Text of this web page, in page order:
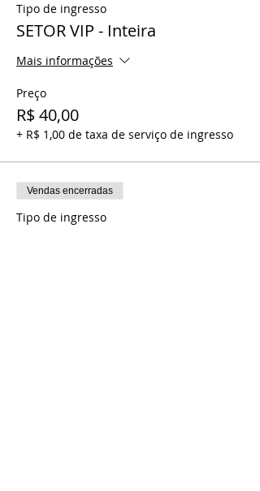
Tipo de ingresso
SETOR VIP - Inteira
Mais informações
Preço
R$ 40,00
+ R$ 1,00 de taxa de serviço de ingresso
Vendas encerradas
Tipo de ingresso